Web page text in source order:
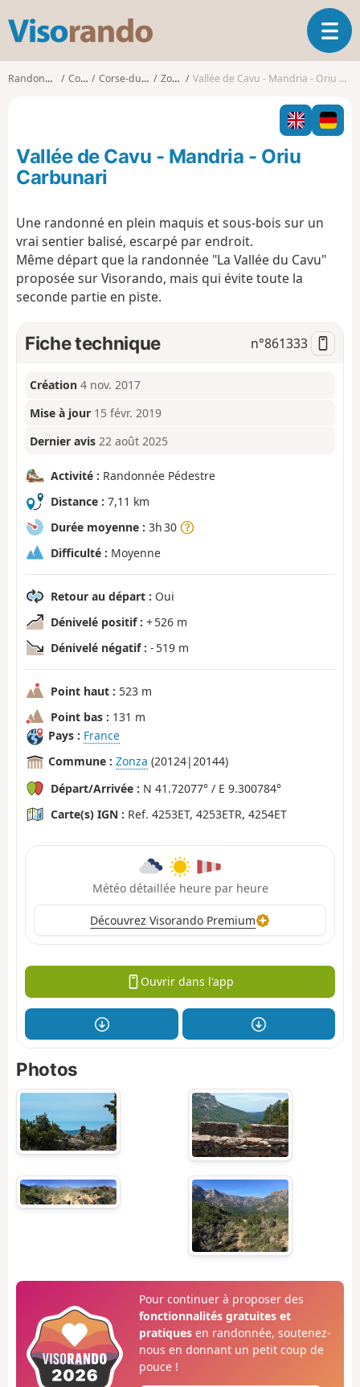
s
o
o
O
u
v
i
r
l
n
Randonnées Corse Corse-du-Sud Zonza Vallée de Cavu - Mandria - Oriu Carbunari
Vallée de Cavu - Mandria - Oriu
Carbunari
Une randonné en plein maquis et sous-bois sur un
vrai sentier balisé, escarpé par endroit.
Même départ que la randonnée "La Vallée du Cavu"
proposée sur Visorando, mais qui évite toute la
seconde partie en piste.
Fiche technique n°861333
Création 4 nov. 2017
Mise à jour 15 févr. 2019
Dernier avis 22 août 2025
Activité : Randonnée Pédestre
Distance : 7,11 km
Durée moyenne : 3h 30
Difficulté : Moyenne
Retour au départ : Oui
Dénivelé positif : + 526 m
Dénivelé négatif : - 519 m
Point haut : 523 m
Point bas : 131 m
Pays : France
Commune : Zonza (20124|20144)
Départ/Arrivée : N 41.72077° / E 9.300784°
Carte(s) IGN : Ref. 4253ET, 4253ETR, 4254ET
Météo détaillée heure par heure
Découvrez Visorando Premium
Ouvrir dans l'app
Photos
Pour continuer à proposer des
fonctionnalités gratuites et
pratiquesen randonnée, soutenez-
nous en donnant un petit coup de
pouce !